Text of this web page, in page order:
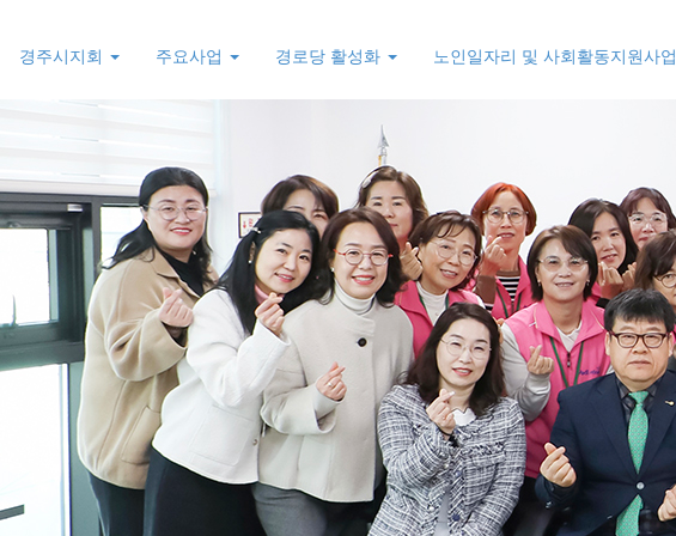
경주시지회 주요사업 경로당 활성화 노인일자리 및 사회활동지원사업